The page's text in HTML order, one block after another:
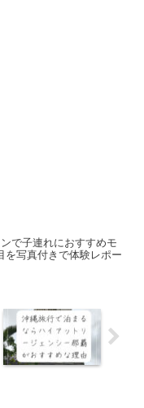
で子連れにおすすめモ
を写真付きで体験レポー